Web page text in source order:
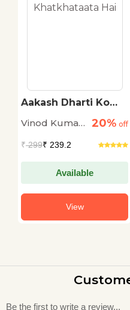
Aakash Dharti Ko
Vinod Kumar
20% off
₹299₹ 239.2
Available
View
Be the first to write a review...